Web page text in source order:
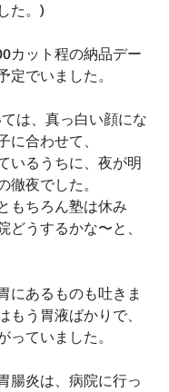
た。)
カット程の納品デー
定でいました。
は、真っ白い顔にな
に合わせて、
いるうちに、夜が明
徹夜でした。
もちろん塾は休み
どうするかな〜と、
にあるものも吐きま
もう胃液ばかりで、
っていました。
腸炎は、病院に行っ